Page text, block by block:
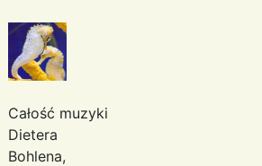
Całość muzyki
Dietera
Bohlena,